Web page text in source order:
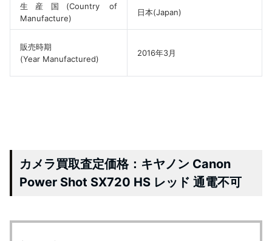
生産国(Country of
Manufacture)
日本(Japan)
販売時期
(Year Manufactured)
2016年3月
カメラ買取査定価格：キヤノン Canon
Power Shot SX720 HS レッド 通電不可